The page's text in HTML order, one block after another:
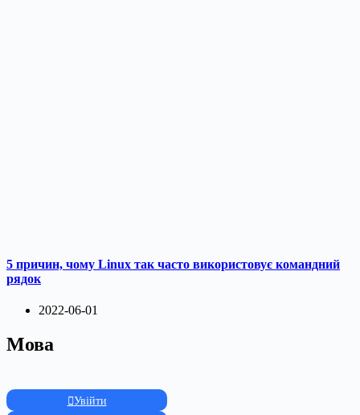
5 причин, чому Linux так часто використовує командний
рядок
2022-06-01
Мова
Увійти